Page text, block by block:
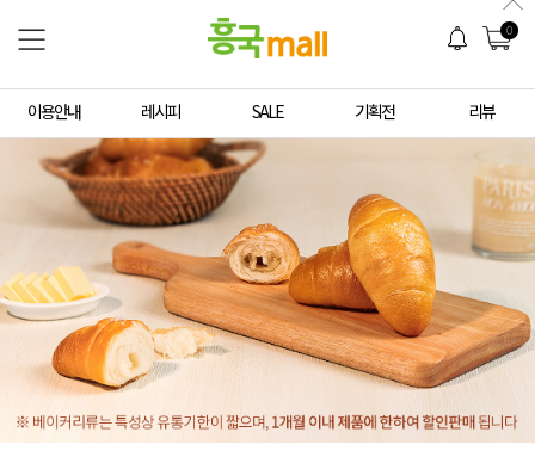
0
이용안내 레시피 SALE 기획전 리뷰